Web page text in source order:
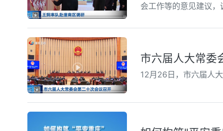
会工作等的意见建议
市六届人大常委
12月26日，市六届人